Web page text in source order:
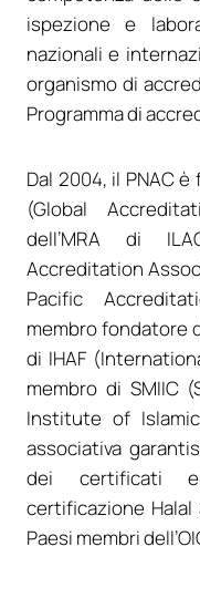
ispezione e
nazionali e
organismo di
Programma di
Dal 2004, il PNAC
(Global
dell’MRA di
Accreditation
Pacific
membro fondatore
di IHAF
membro di SMIIC
Institute of
associativa
dei certificati
certificazione Halal
Paesi membri